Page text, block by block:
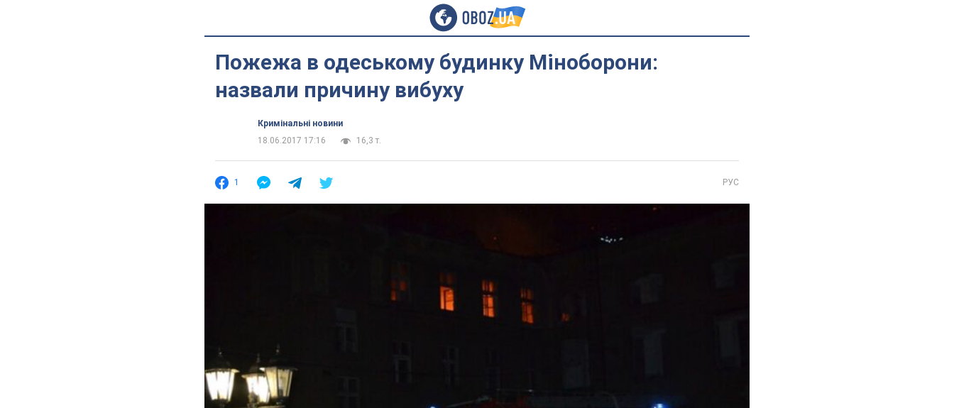
Пожежа в одеському будинку Міноборони:
назвали причину вибуху
Кримінальні новини
18.06.2017 17:16
16,3 т.
1 РУС